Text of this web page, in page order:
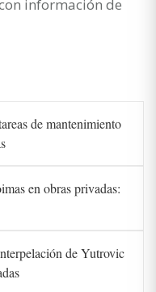
información de
de mantenimiento
en obras privadas:
de Yutrovic